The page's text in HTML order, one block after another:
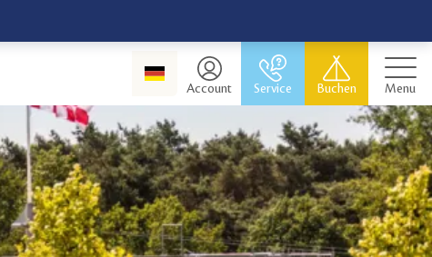
Account Service Buchen Menu